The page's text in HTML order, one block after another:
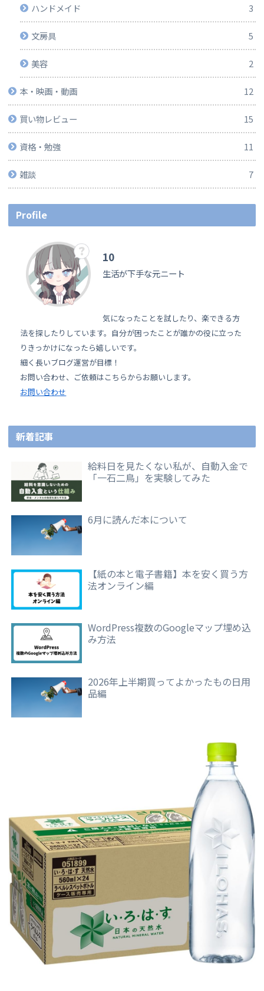
ハンドメイド 3
文房具 5
美容 2
本・映画・動画 12
買い物レビュー 15
資格・勉強 11
雑談 7
Profile
10
生活が下手な元ニート
気になったことを試したり、楽できる方
法を探したりしています。自分が困ったことが誰かの役に立った
りきっかけになったら嬉しいです。
細く長いブログ運営が目標！
お問い合わせ、ご依頼はこちらからお願いします。
お問い合わせ
新着記事
給料日を見たくない私が、自動入金で
「一石二鳥」を実験してみた
6月に読んだ本について
【紙の本と電子書籍】本を安く買う方
法オンライン編
WordPress複数のGoogleマップ埋め込
み方法
2026年上半期買ってよかったもの日用
品編